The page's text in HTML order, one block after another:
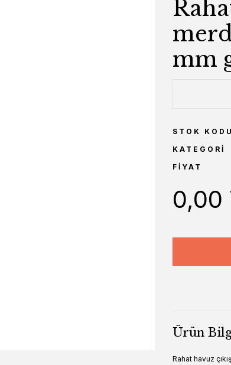
mm
STOK
KATEGORI
FIYAT
0,00
Ürün
Rahat havuz